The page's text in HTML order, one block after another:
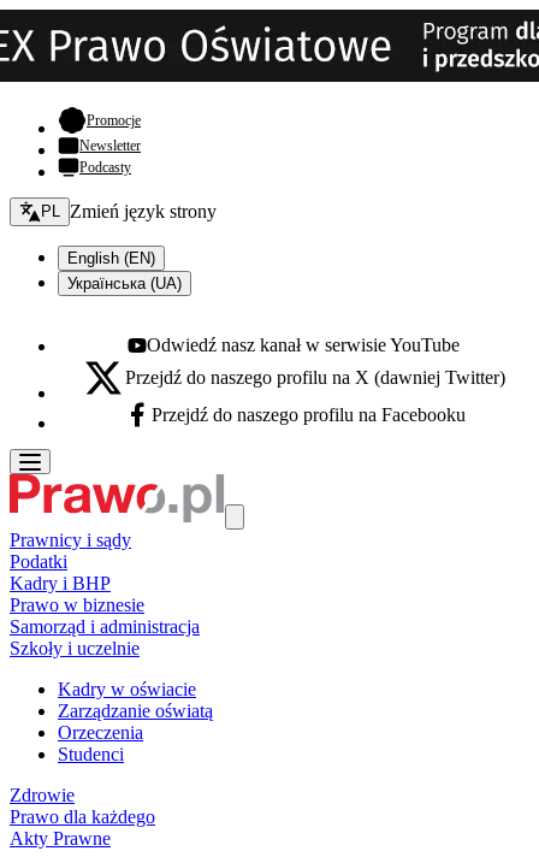
Promocje- otwiera się w nowej karcie
Newsletter
Podcasty
Zmień język - bieżący:
PL Zmień język strony
English (EN)
Українська (UA)
Youtube - otwiera się w nowej karcie
Odwiedź nasz kanał w serwisie YouTube
X - otwiera się w nowej karcie
Przejdź do naszego profilu na X (dawniej Twitter)
Facebook - otwiera się w nowej karcie
Przejdź do naszego profilu na Facebooku
Prawnicy i sądy
Podatki
Kadry i BHP
Prawo w biznesie
Samorząd i administracja
Szkoły i uczelnie
Kadry w oświacie
Zarządzanie oświatą
Orzeczenia
Studenci
Zdrowie
Prawo dla każdego
Akty Prawne